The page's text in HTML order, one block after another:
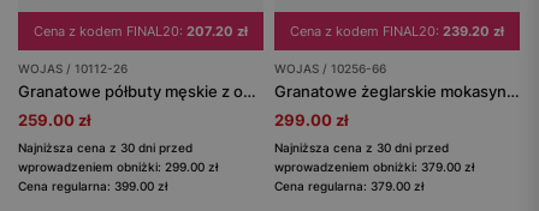
Cena z kodem FINAL20: 207.20 zł
WOJAS / 10112-26
Granatowe półbuty męskie z ozdobnie tłoczoną skórą nubukową
259.00 zł
Najniższa cena z 30 dni przed
wprowadzeniem obniżki: 299.00 zł
Cena regularna: 399.00 zł
Cena z kodem FINAL20: 239.20 zł
WOJAS / 10256-66
Granatowe żeglarskie mokasyny męskie
299.00 zł
Najniższa cena z 30 dni przed
wprowadzeniem obniżki: 379.00 zł
Cena regularna: 379.00 zł